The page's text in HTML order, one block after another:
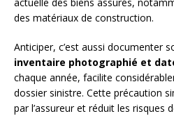
des matériaux de construction.
Anticiper, c’est aussi documenter
inventaire photographié et
chaque année, facilite
dossier sinistre. Cette précaution
par l’assureur et réduit les risques